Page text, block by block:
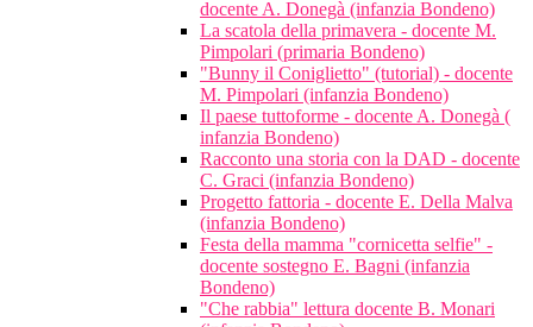
docente A. Donegà (infanzia Bondeno)
La scatola della primavera - docente M.
Pimpolari (primaria Bondeno)
"Bunny il Coniglietto" (tutorial) - docente
M. Pimpolari (infanzia Bondeno)
Il paese tuttoforme - docente A. Donegà (
infanzia Bondeno)
Racconto una storia con la DAD - docente
C. Graci (infanzia Bondeno)
Progetto fattoria - docente E. Della Malva
(infanzia Bondeno)
Festa della mamma "cornicetta selfie" -
docente sostegno E. Bagni (infanzia
Bondeno)
"Che rabbia" lettura docente B. Monari